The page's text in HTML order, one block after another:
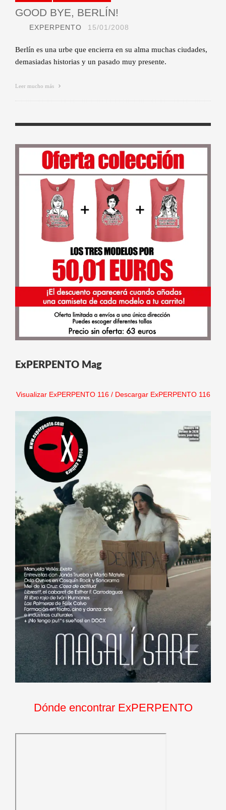
GOOD BYE, BERLÍN!
EXPERPENTO 15/01/2008
Berlín es una urbe que encierra en su alma muchas ciudades,
demasiadas historias y un pasado muy presente.
Leer mucho más
ExPERPENTO Mag
Visualizar ExPERPENTO 116/ Descargar ExPERPENTO 116
Dónde encontrar ExPERPENTO